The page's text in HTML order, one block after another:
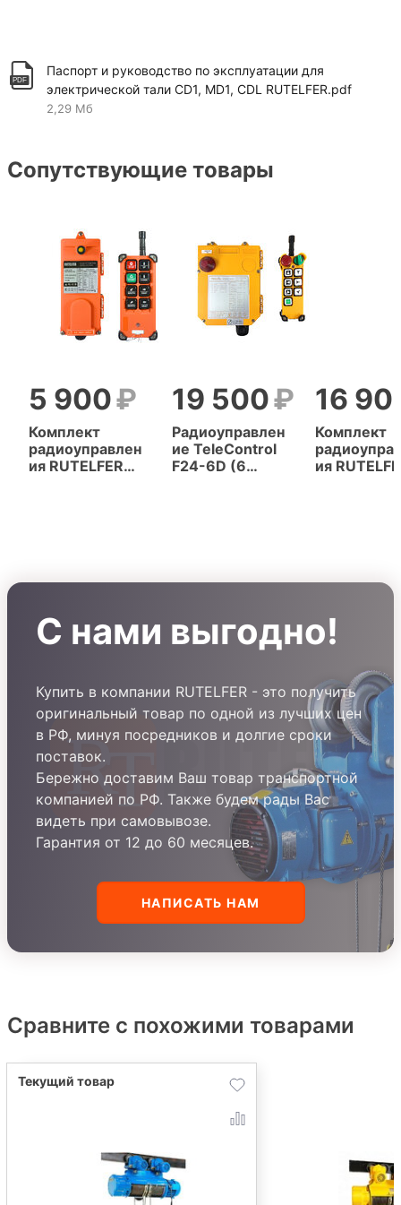
Паспорт и руководство по эксплуатации для
электрической тали CD1, MD1, CDL RUTELFER.pdf
2,29 Мб
Сопутствующие товары
Комплект
радиоуправлен
ия RUTELFER
5 900
Радиоуправлен
ие TeleControl
F24-6D (6
19 500
Комплект
ия
16
С нами выгодно!
Купить в компании RUTELFER - это получить
оригинальный товар по одной из лучших цен
в РФ, минуя посредников и долгие сроки
поставок.
Бережно доставим Ваш товар транспортной
компанией по РФ. Также будем рады Вас
видеть при самовывозе.
Гарантия от 12 до 60 месяцев.
НАПИСАТЬ НАМ
Сравните с похожими товарами